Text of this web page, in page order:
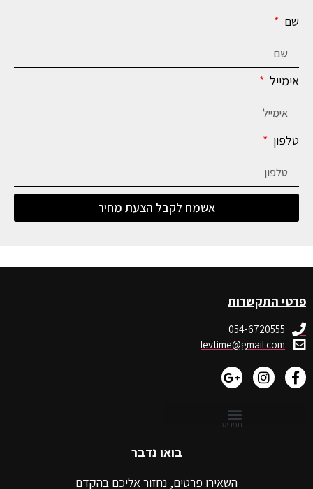
שם
אימייל
טלפון
אשמח לקבל הצעת מחיר
פרטי התקשרות
054-6720555
levtime@gmail.com
בואו נדבר
השאירו פרטים, נחזור אליכם בהקדם